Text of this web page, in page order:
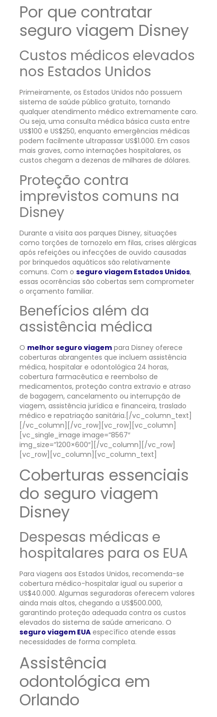
Por que contratar
seguro viagem Disney
Custos médicos elevados
nos Estados Unidos
Primeiramente, os Estados Unidos não possuem
sistema de saúde público gratuito, tornando
qualquer atendimento médico extremamente caro.
Ou seja, uma consulta médica básica custa entre
US$100 e US$250, enquanto emergências médicas
podem facilmente ultrapassar US$1.000. Em casos
mais graves, como internações hospitalares, os
custos chegam a dezenas de milhares de dólares.
Proteção contra
imprevistos comuns na
Disney
Durante a visita aos parques Disney, situações
como torções de tornozelo em filas, crises alérgicas
após refeições ou infecções de ouvido causadas
por brinquedos aquáticos são relativamente
comuns. Com o seguro viagem Estados Unidos,
essas ocorrências são cobertas sem comprometer
o orçamento familiar.
Benefícios além da
assistência médica
O melhor seguro viagem para Disney oferece
coberturas abrangentes que incluem assistência
médica, hospitalar e odontológica 24 horas,
cobertura farmacêutica e reembolso de
medicamentos, proteção contra extravio e atraso
de bagagem, cancelamento ou interrupção de
viagem, assistência jurídica e financeira, traslado
médico e repatriação sanitária. [/vc_column_text]
[/vc_column][/vc_row][vc_row][vc_column]
[vc_single_image image=”8567″
img_size=”1200×600″][/vc_column][/vc_row]
[vc_row][vc_column][vc_column_text]
Coberturas essenciais
do seguro viagem
Disney
Despesas médicas e
hospitalares para os EUA
Para viagens aos Estados Unidos, recomenda-se
cobertura médico-hospitalar igual ou superior a
US$40.000. Algumas seguradoras oferecem valores
ainda mais altos, chegando a US$500.000,
garantindo proteção adequada contra os custos
elevados do sistema de saúde americano. O
seguro viagem EUA específico atende essas
necessidades de forma completa.
Assistência
odontológica em
Orlando